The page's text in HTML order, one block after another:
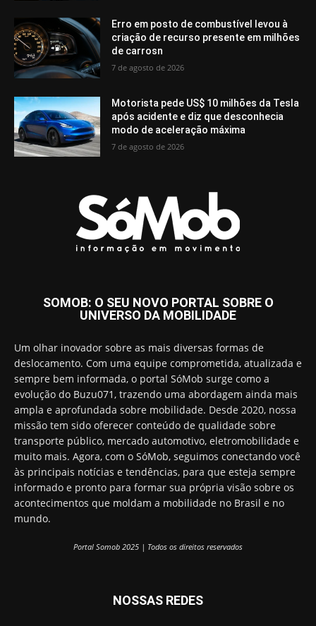
Erro em posto de combustível levou à
criação de recurso presente em milhões
de carrosn
7 de agosto de 2026
Motorista pede US$ 10 milhões da Tesla
após acidente e diz que desconhecia
modo de aceleração máxima
7 de agosto de 2026
SOMOB: O SEU NOVO PORTAL SOBRE O
UNIVERSO DA MOBILIDADE
Um olhar inovador sobre as mais diversas formas de
deslocamento. Com uma equipe comprometida, atualizada e
sempre bem informada, o portal SóMob surge como a
evolução do Buzu071, trazendo uma abordagem ainda mais
ampla e aprofundada sobre mobilidade. Desde 2020, nossa
missão tem sido oferecer conteúdo de qualidade sobre
transporte público, mercado automotivo, eletromobilidade e
muito mais. Agora, com o SóMob, seguimos conectando você
às principais notícias e tendências, para que esteja sempre
informado e pronto para formar sua própria visão sobre os
acontecimentos que moldam a mobilidade no Brasil e no
mundo.
Portal Somob 2025 | Todos os direitos reservados
NOSSAS REDES